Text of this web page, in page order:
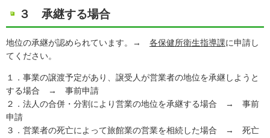
３ 承継する場合
地位の承継が認められています。→ 各保健所衛生指導課に申請し
てください。
１．事業の譲渡予定があり、譲受人が営業者の地位を承継しようと
する場合 → 事前申請
２．法人の合併・分割により営業の地位を承継する場合 → 事前
申請
３．営業者の死亡によって旅館業の営業を相続した場合 → 死亡